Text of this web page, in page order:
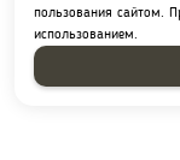
пользования сайтом.
использованием.